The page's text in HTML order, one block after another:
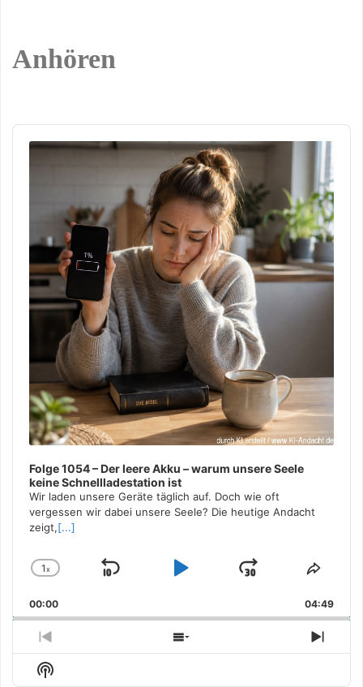
Anhören
Audio
Player
Folge 1054 – Der leere Akku – warum unsere Seele
keine Schnellladestation ist
Wir laden unsere Geräte täglich auf. Doch wie oft
vergessen wir dabei unsere Seele? Die heutige Andacht
zeigt,[...]
Change
Rate
1x
Skip
Play
Jump
Forward
Share
00:00 04:49
Previous
Episode
Show
Episodes
Next
Show